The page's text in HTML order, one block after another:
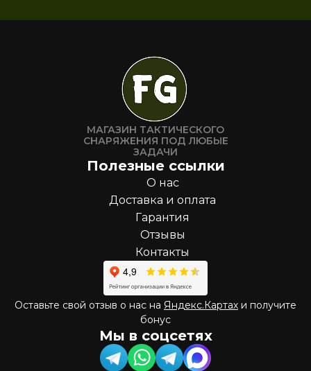
МАГАЗИН ТАКТИЧЕСКОГО
СНАРЯЖЕНИЯ ПОД ЛЮБЫЕ
ЗАДАЧИ
Полезные ссылки
О нас
Доставка и оплата
Гарантия
Отзывы
Контакты
Оставьте свой отзыв о нас на Яндекс.Картах и получите
бонус
Мы в соцсетях